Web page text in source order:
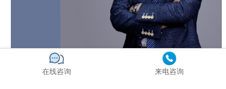
在线咨询 来电咨询